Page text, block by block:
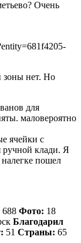
Очень
зоны нет. Но
для
маловероятно
ячейки с
ручной клади. Я
пошел
688 Фото: 18
Благодарил
51 Страны: 65